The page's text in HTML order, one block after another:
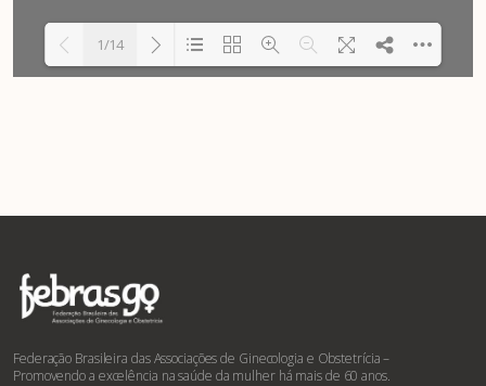
1/14
Federação Brasileira das Associações de Ginecologia e Obstetrícia –
Promovendo a excelência na saúde da mulher há mais de 60 anos.